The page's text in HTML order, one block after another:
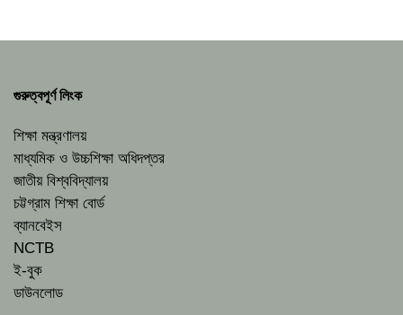
গুরুত্বপূর্ণ লিংক
শিক্ষা মন্ত্রণালয়
মাধ্যমিক ও উচ্চশিক্ষা অধিদপ্তর
জাতীয় বিশ্ববিদ্যালয়
চট্টগ্রাম শিক্ষা বোর্ড
ব্যানবেইস
NCTB
ই-বুক
ডাউনলোড